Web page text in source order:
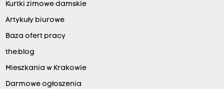
Kurtki zimowe damskie
Artykuły biurowe
Baza ofert pracy
the:blog
Mieszkania w Krakowie
Darmowe ogłoszenia